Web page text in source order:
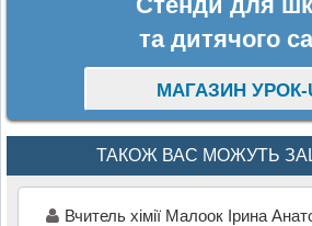
та дитячого
МАГАЗИН УРОК-
ТАКОЖ ВАС МОЖУТЬ
Вчитель хімії Малоок Ірина